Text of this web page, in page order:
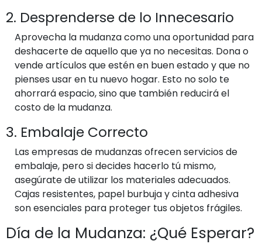
2. Desprenderse de lo Innecesario
Aprovecha la mudanza como una oportunidad para
deshacerte de aquello que ya no necesitas. Dona o
vende artículos que estén en buen estado y que no
pienses usar en tu nuevo hogar. Esto no solo te
ahorrará espacio, sino que también reducirá el
costo de la mudanza.
3. Embalaje Correcto
Las empresas de mudanzas ofrecen servicios de
embalaje, pero si decides hacerlo tú mismo,
asegúrate de utilizar los materiales adecuados.
Cajas resistentes, papel burbuja y cinta adhesiva
son esenciales para proteger tus objetos frágiles.
Día de la Mudanza: ¿Qué Esperar?